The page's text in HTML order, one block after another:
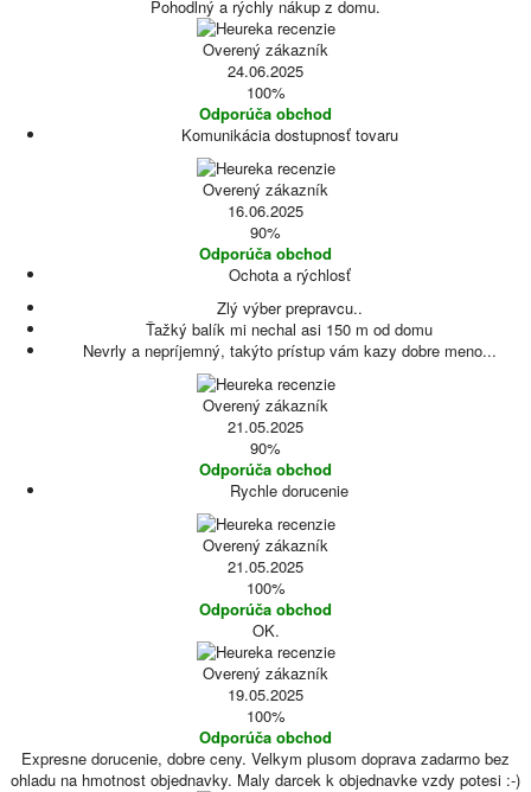
Pohodlný a rýchly nákup z domu.
Overený zákazník
24.06.2025
100%
Odporúča obchod
Komunikácia dostupnosť tovaru
Overený zákazník
16.06.2025
90%
Odporúča obchod
Ochota a rýchlosť
Zlý výber prepravcu..
Ťažký balík mi nechal asi 150 m od domu
Nevrly a nepríjemný, takýto prístup vám kazy dobre meno...
Overený zákazník
21.05.2025
90%
Odporúča obchod
Rychle dorucenie
Overený zákazník
21.05.2025
100%
Odporúča obchod
OK.
Overený zákazník
19.05.2025
100%
Odporúča obchod
Expresne dorucenie, dobre ceny. Velkym plusom doprava zadarmo bez
ohladu na hmotnost objednavky. Maly darcek k objednavke vzdy potesi :-)